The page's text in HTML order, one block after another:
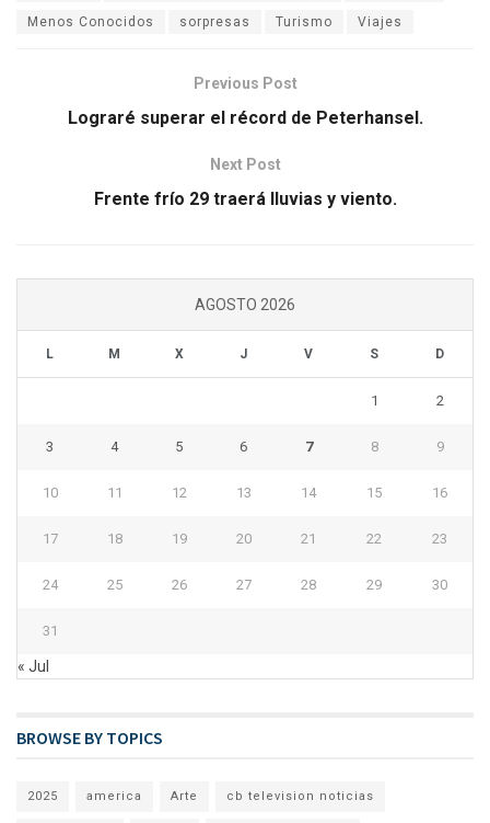
Menos Conocidos sorpresas Turismo Viajes
Previous Post
Lograré superar el récord de Peterhansel.
Next Post
Frente frío 29 traerá lluvias y viento.
AGOSTO 2026
L M X J V S D
1 2
3 4 5 6 7 8 9
10 11 12 13 14 15 16
17 18 19 20 21 22 23
24 25 26 27 28 29 30
31
« Jul
BROWSE BY TOPICS
2025 america Arte cb television noticias